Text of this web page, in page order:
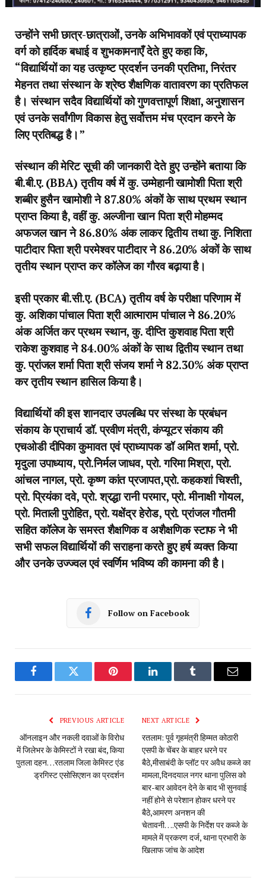
उन्होंने सभी छात्र-छात्राओं, उनके अभिभावकों एवं प्राध्यापक
वर्ग को हार्दिक बधाई व शुभकामनाएँ देते हुए कहा कि,
“विद्यार्थियों का यह उत्कृष्ट प्रदर्शन उनकी प्रतिभा, निरंतर
मेहनत तथा संस्थान के श्रेष्ठ शैक्षणिक वातावरण का प्रतिफल
है। संस्थान सदैव विद्यार्थियों को गुणवत्तापूर्ण शिक्षा, अनुशासन
एवं उनके सर्वांगीण विकास हेतु सर्वोत्तम मंच प्रदान करने के
लिए प्रतिबद्ध है।”
संस्थान की मेरिट सूची की जानकारी देते हुए उन्होंने बताया कि
बी.बी.ए. (BBA) तृतीय वर्ष में कु. उम्मेहानी खामोशी पिता श्री
शब्बीर हुसैन खामोशी ने 87.80% अंकों के साथ प्रथम स्थान
प्राप्त किया है, वहीं कु. अल्जीना खान पिता श्री मोहम्मद
अफजल खान ने 86.80% अंक लाकर द्वितीय तथा कु. निशिता
पाटीदार पिता श्री परमेश्वर पाटीदार ने 86.20% अंकों के साथ
तृतीय स्थान प्राप्त कर कॉलेज का गौरव बढ़ाया है।
इसी प्रकार बी.सी.ए. (BCA) तृतीय वर्ष के परीक्षा परिणाम में
कु. अशिका पांचाल पिता श्री आत्माराम पांचाल ने 86.20%
अंक अर्जित कर प्रथम स्थान, कु. दीप्ति कुशवाह पिता श्री
राकेश कुशवाह ने 84.00% अंकों के साथ द्वितीय स्थान तथा
कु. प्रांजल शर्मा पिता श्री संजय शर्मा ने 82.30% अंक प्राप्त
कर तृतीय स्थान हासिल किया है।
विद्यार्थियों की इस शानदार उपलब्धि पर संस्था के प्रबंधन
संकाय के प्राचार्य डॉ. प्रवीण मंत्री, कंप्यूटर संकाय की
एचओडी दीपिका कुमावत एवं प्राध्यापक डॉ अमित शर्मा, प्रो.
मृदुला उपाध्याय, प्रो.निर्मल जाधव, प्रो. गरिमा मिश्रा, प्रो.
आंचल नागल, प्रो. कृष्ण कांत प्रजापत,प्रो. कहकशां चिश्ती,
प्रो. प्रियंका दवे, प्रो. श्रद्धा रानी परमार, प्रो. मीनाक्षी गोयल,
प्रो. मिताली पुरोहित, प्रो. यक्षेंद्र हेरोड, प्रो. प्रांजल गौतमी
सहित कॉलेज के समस्त शैक्षणिक व अशैक्षणिक स्टाफ ने भी
सभी सफल विद्यार्थियों की सराहना करते हुए हर्ष व्यक्त किया
और उनके उज्ज्वल एवं स्वर्णिम भविष्य की कामना की है।
Follow on Facebook
FacebookTwitter Pinterest LinkedInTumblr Email
PREVIOUS ARTICLE
ऑनलाइन और नकली दवाओं के विरोध
में जिलेभर के केमिस्टों ने रखा बंद, किया
पुतला दहन…रतलाम जिला केमिस्ट एंड
ड्रगिस्ट एसोसिएशन का प्रदर्शन
NEXT ARTICLE
रतलाम: पूर्व गृहमंत्री हिम्मत कोठारी
एसपी के चेंबर के बाहर धरने पर
बैठे,मीसाबंदी के प्लॉट पर अवैध कब्जे का
मामला,दिनदयाल नगर थाना पुलिस को
बार-बार आवेदन देने के बाद भी सुनवाई
नहीं होने से परेशान होकर धरने पर
बैठे,आमरण अनशन की
चेतावनी….एसपी के निर्देश पर कब्जे के
मामले में प्रकरण दर्ज, थाना प्रभारी के
खिलाफ जांच के आदेश